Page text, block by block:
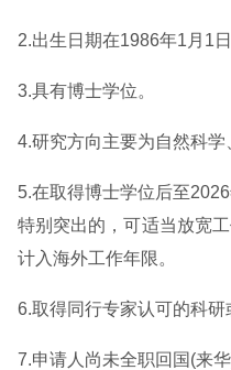
2.出生日期在1986年1月1日
3.具有博士学位。
4.研究方向主要为自然科学
5.在取得博士学位后至
特别突出的，可适当放宽
计入海外工作年限。
6.取得同行专家认可的科研
7.申请人尚未全职回国(来